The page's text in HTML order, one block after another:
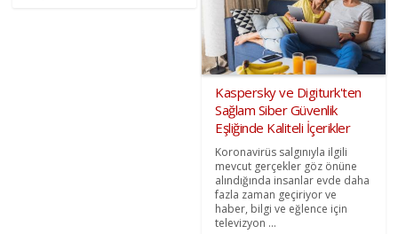
Kaspersky ve Digiturk'ten
Sağlam Siber Güvenlik
Eşliğinde Kaliteli İçerikler
Koronavirüs salgınıyla ilgili
mevcut gerçekler göz önüne
alındığında insanlar evde daha
fazla zaman geçiriyor ve
haber, bilgi ve eğlence için
televizyon ...